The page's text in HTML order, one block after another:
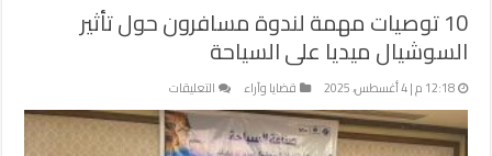
10 توصيات مهمة لندوة مسافرون حول تأثير
السوشيال ميديا على السياحة
12:18 م | 4 أغسطس، 2025 قضايا وآراء التعليقات
10
توصيات